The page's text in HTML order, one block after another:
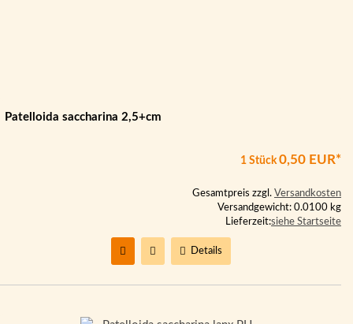
Patelloida saccharina 2,5+cm
1 Stück0,50 EUR*
Gesamtpreis zzgl. Versandkosten
Versandgewicht: 0.0100 kg
Lieferzeit:siehe Startseite
Details